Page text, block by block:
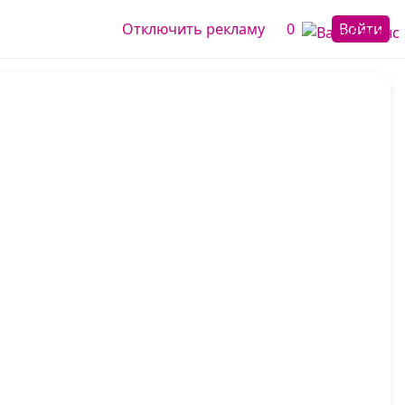
Отключить рекламу 0 Войти